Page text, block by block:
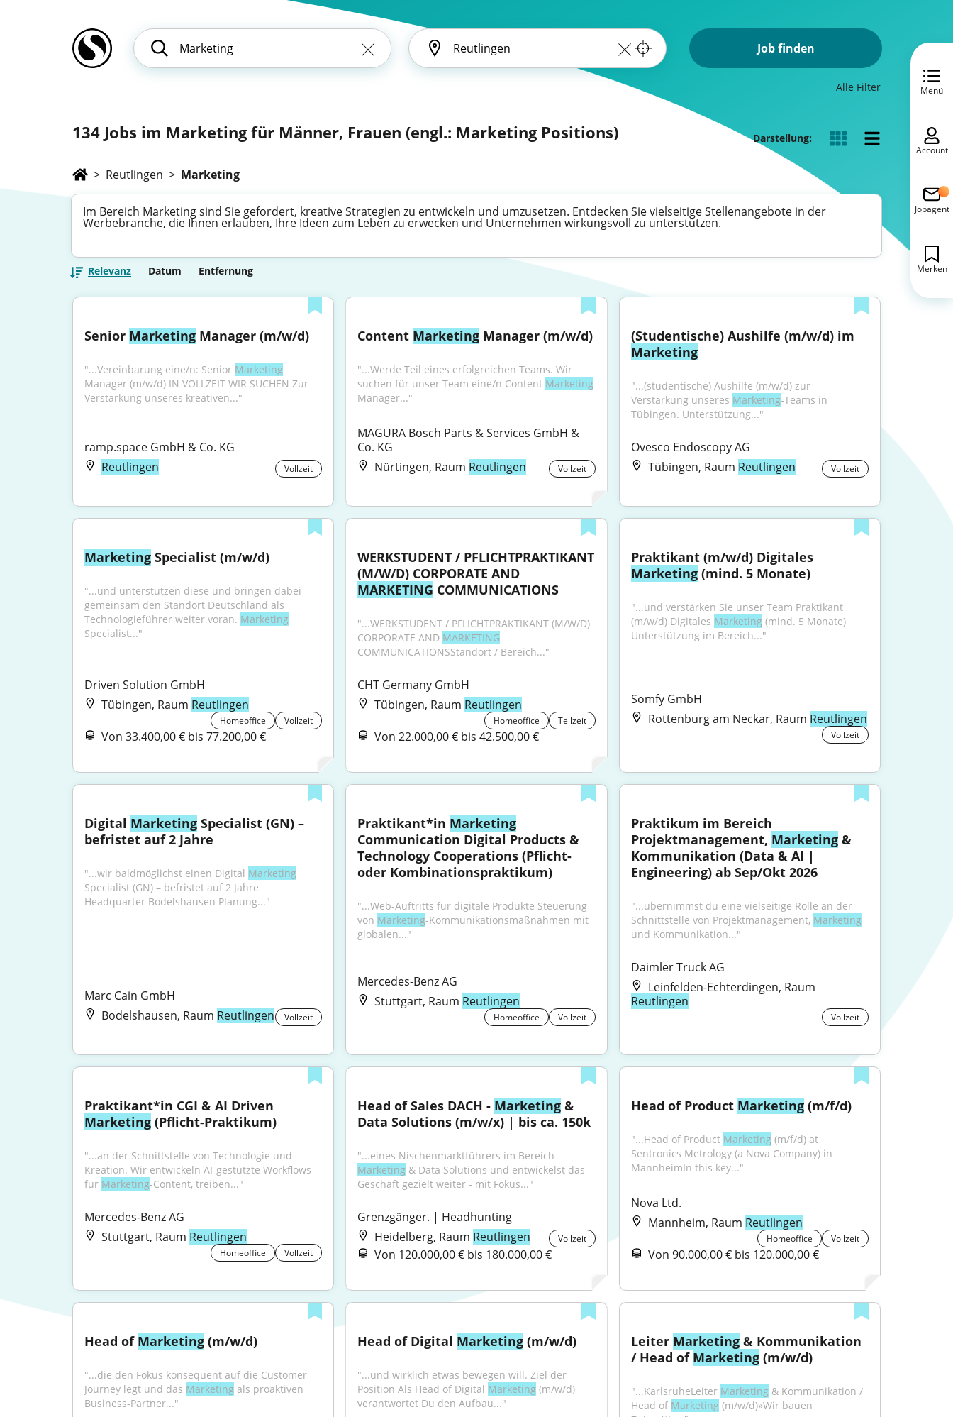
Job finden
Alle Filter
134 Jobs im Marketing für Männer, Frauen (engl.: Marketing Positions) Darstellung:
> Reutlingen > Marketing
Im Bereich Marketing sind Sie gefordert, kreative Strategien zu entwickeln und umzusetzen. Entdecken Sie vielseitige Stellenangebote in der
Werbebranche, die Ihnen erlauben, Ihre Ideen zum Leben zu erwecken und Unternehmen wirkungsvoll zu unterstützen.
Relevanz Datum Entfernung
Senior Marketing Manager (m/w/d)
"...Vereinbarung eine/n: Senior Marketing
Manager (m/w/d) IN VOLLZEIT WIR SUCHEN Zur
Verstärkung unseres kreativen..."
ramp.space GmbH & Co. KG
Reutlingen
Vollzeit
Content Marketing Manager (m/w/d)
"...Werde Teil eines erfolgreichen Teams. Wir
suchen für unser Team eine/n Content Marketing
Manager..."
MAGURA Bosch Parts & Services GmbH &
Co. KG
Nürtingen, Raum Reutlingen Vollzeit
Marketing
"...(studentische) Aushilfe (m/w/d) zur
Verstärkung unseres Marketing-Teams in
Tübingen. Unterstützung..."
Ovesco Endoscopy AG
Tübingen, Raum Reutlingen Vollzeit
Marketing Specialist (m/w/d)
"...und unterstützen diese und bringen dabei
gemeinsam den Standort Deutschland als
Technologieführer weiter voran. Marketing
Specialist..."
Driven Solution GmbH
Tübingen, Raum Reutlingen
Homeoffice Vollzeit
Von 33.400,00 € bis 77.200,00 €
WERKSTUDENT / PFLICHTPRAKTIKANT
MARKETING COMMUNICATIONS
"...WERKSTUDENT / PFLICHTPRAKTIKANT (M/W/D)
CORPORATE AND MARKETING
COMMUNICATIONSStandort / Bereich..."
CHT Germany GmbH
Tübingen, Raum Reutlingen
Homeoffice Teilzeit
Von 22.000,00 € bis 42.500,00 €
Praktikant (m/w/d) Digitales
Marketing (mind. 5 Monate)
"...und verstärken Sie unser Team Praktikant
(m/w/d) Digitales Marketing (mind. 5 Monate)
Unterstützung im Bereich..."
Somfy GmbH
Rottenburg am Neckar, Raum Reutlingen
Vollzeit
Digital Marketing Specialist (GN) –
befristet auf 2 Jahre
"...wir bald­möglichst einen Digital Marketing
Specialist (GN) – befristet auf 2 Jahre
Headquarter Bodelshausen Planung..."
Marc Cain GmbH
Bodelshausen, Raum Reutlingen Vollzeit
Praktikant*in Marketing
Communication Digital Products &
Technology Cooperations (Pflicht-
oder Kombinationspraktikum)
"...Web-Auftritts für digitale Produkte Steuerung
von Marketing-Kommunikationsmaßnahmen mit
globalen..."
Mercedes-Benz AG
Stuttgart, Raum Reutlingen
Homeoffice Vollzeit
Praktikum im Bereich
Projektmanagement, Marketing &
Kommunikation (Data & AI |
Engineering) ab Sep/Okt 2026
"...übernimmst du eine vielseitige Rolle an der
Schnittstelle von Projektmanagement, Marketing
und Kommunikation..."
Daimler Truck AG
Leinfelden-Echterdingen, Raum
Reutlingen
Vollzeit
Marketing (Pflicht-Praktikum)
"...an der Schnittstelle von Technologie und
Kreation. Wir entwickeln AI-gestützte Workflows
für Marketing-Content, treiben..."
Mercedes-Benz AG
Stuttgart, Raum Reutlingen
Homeoffice Vollzeit
Head of Sales DACH - Marketing &
Data Solutions (m/w/x) | bis ca. 150k
Marketing & Data Solutions und entwickelst das
Geschäft gezielt weiter - mit Fokus..."
Grenzgänger. | Headhunting
Heidelberg, Raum Reutlingen Vollzeit
Von 120.000,00 € bis 180.000,00 €
Head of Product Marketing (m/f/d)
"...Head of Product Marketing (m/f/d) at
Sentronics Metrology (a Nova Company) in
MannheimIn this key..."
Nova Ltd.
Mannheim, Raum Reutlingen
Homeoffice Vollzeit
Von 90.000,00 € bis 120.000,00 €
Head of Marketing (m/w/d)
"...die den Fokus konsequent auf die Customer
Journey legt und das Marketing als proaktiven
Business-Partner..."
Head of Digital Marketing (m/w/d)
"...und wirklich etwas bewegen will. Ziel der
Position Als Head of Digital Marketing (m/w/d)
verantwortet Du den Aufbau..."
Leiter Marketing & Kommunikation
/ Head of Marketing (m/w/d)
"...KarlsruheLeiter Marketing & Kommunikation /
Head of Marketing (m/w/d)»Wir bauen
Menü
Account
Jobagent
Merken